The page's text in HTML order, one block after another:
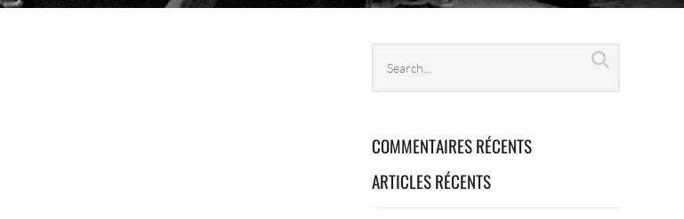
archives
COMMENTAIRES RÉCENTS
ARTICLES RÉCENTS